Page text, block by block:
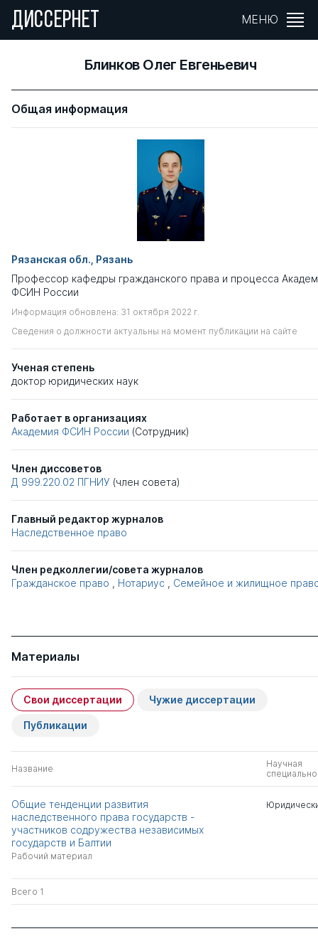
ДИССЕРНЕТ МЕНЮ
Блинков Олег Евгеньевич
Общая информация
Рязанская обл., Рязань
Профессор кафедры гражданского права и процесса
ФСИН России
Информация обновлена: 31 октября 2022 г.
Сведения о должности актуальны на момент публикации на сайте
Ученая степень
доктор юридических наук
Работает в организациях
Академия ФСИН России (Сотрудник)
Член диссоветов
Д 999.220.02 ПГНИУ (член совета)
Главный редактор журналов
Наследственное право
Член редколлегии/совета журналов
Гражданское право
Нотариус Семейное и жилищное
Материалы
Свои диссертации Чужие диссертации
Публикации
Название
Научная
Общие тенденции развития
наследственного права государств -
участников содружества независимых
государств и Балтии
Рабочий материал
Всего 1